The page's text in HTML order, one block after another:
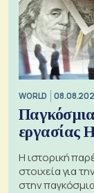
WORLD
Παγκόσμια
εργασίας
Η ιστορική
στοιχεία για
στην